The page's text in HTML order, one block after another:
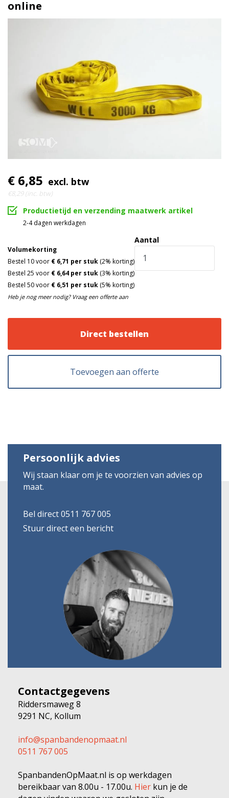
Ratel 7|1
online
€ 6,85 excl. btw
€8,29 (inc. btw)
Productietijd en verzending maatwerk artikel
2-4 dagen werkdagen
Aantal
Volumekorting
Bestel 10 voor € 6,71 per stuk (2% korting)
Bestel 25 voor € 6,64 per stuk (3% korting)
Bestel 50 voor € 6,51 per stuk (5% korting)
Heb je nog meer nodig? Vraag een offerte aan
Direct bestellen
Toevoegen aan offerte
Persoonlijk advies
Wij staan klaar om je te voorzien van advies op
maat.
Bel direct 0511 767 005
Stuur direct een bericht
Contactgegevens
Riddersmaweg 8
9291 NC, Kollum
info@spanbandenopmaat.nl
0511 767 005
SpanbandenOpMaat.nl is op werkdagen
bereikbaar van 8.00u - 17.00u. Hier kun je de